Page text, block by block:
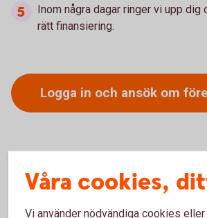
Inom några dagar ringer vi upp dig
rätt finansiering.
Logga in och ansök om
Inte företagskund
ännu?
Våra cookies,
Vi använder nödvändiga cookies